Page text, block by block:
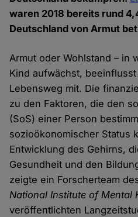
waren 2018 bereits rund
Deutschland von Armut
Armut oder Wohlstand – in
Kind aufwächst,
Lebensweg mit. Die
zu den Faktoren, die den
(SoS) einer Person
sozioökonomischer Status
Entwicklung des Gehirns,
Gesundheit und den
zeigte ein Forscherteam
National Institute of Mental
veröffentlichten